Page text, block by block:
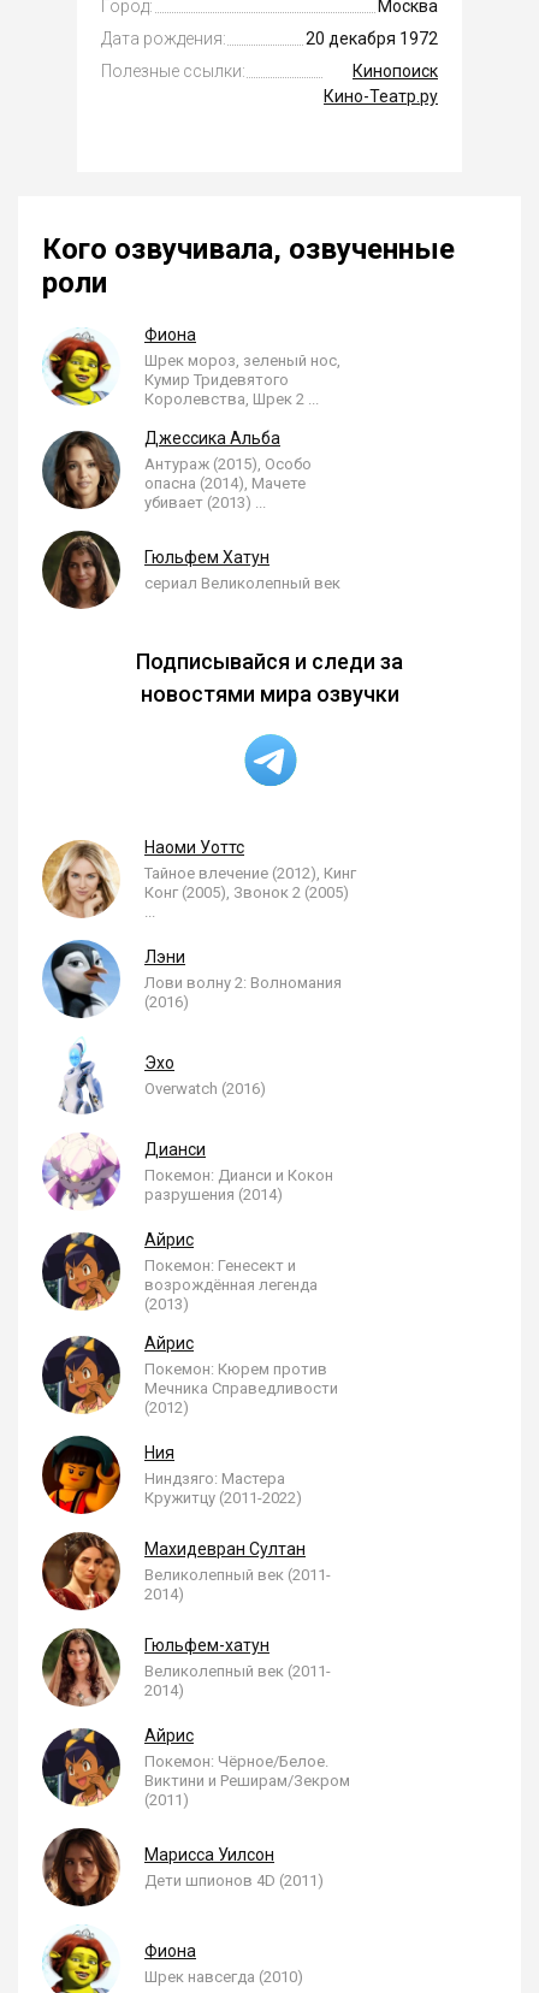
Город:
Москва
Дата рождения:
20 декабря 1972
Полезные ссылки:
Кинопоиск
Кино-Театр.ру
Кого озвучивала, озвученные
роли
Фиона
Шрек мороз, зеленый нос,
Кумир Тридевятого
Королевства, Шрек 2 ...
Джессика Альба
Антураж (2015), Особо
опасна (2014), Мачете
убивает (2013) ...
Гюльфем Хатун
сериал Великолепный век
Подписывайся и следи за
новостями мира озвучки
Наоми Уоттс
Тайное влечение (2012), Кинг
Конг (2005), Звонок 2 (2005)
...
Лэни
Лови волну 2: Волномания
(2016)
Эхо
Overwatch (2016)
Дианси
Покемон: Дианси и Кокон
разрушения (2014)
Айрис
Покемон: Генесект и
возрождённая легенда
(2013)
Айрис
Покемон: Кюрем против
Мечника Справедливости
(2012)
Ния
Ниндзяго: Мастера
Кружитцу (2011-2022)
Махидевран Султан
Великолепный век (2011-
2014)
Гюльфем-хатун
Великолепный век (2011-
2014)
Айрис
Покемон: Чёрное/Белое.
Виктини и Реширам/Зекром
(2011)
Марисса Уилсон
Дети шпионов 4D (2011)
Фиона
Шрек навсегда (2010)